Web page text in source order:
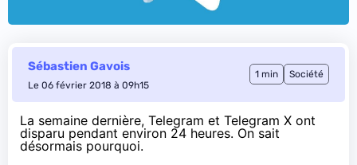
Sébastien Gavois
Le 06 février 2018 à 09h15
1 min Société
La semaine dernière, Telegram et Telegram X ont
disparu pendant environ 24 heures. On sait
désormais pourquoi.